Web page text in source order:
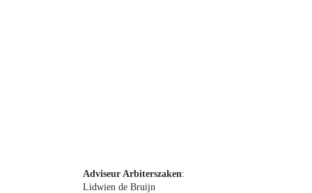
Adviseur Arbiterszaken:
Lidwien de Bruijn